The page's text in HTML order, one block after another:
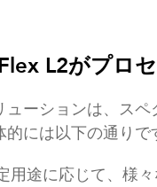
L2がプロ
ューションは、ス
的には以下の通りで
用途に応じて、様